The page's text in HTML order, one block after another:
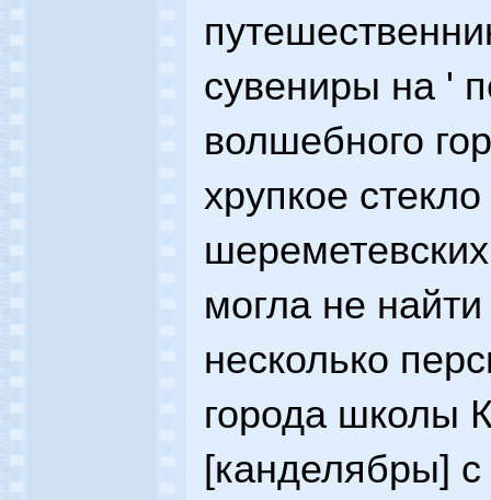
сувениры на '
волшебного
хрупкое
могла не
несколько
города школы
[канделябры]